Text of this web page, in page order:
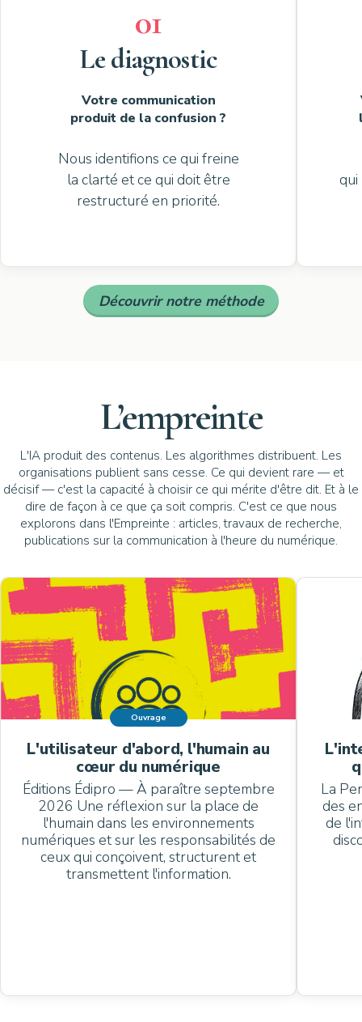
01
Le diagnostic
Votre communication
produit de la confusion ?
Nous identifions ce qui freine
la clarté et ce qui doit être
restructuré en priorité.
qui
Découvrir notre méthode
L’empreinte
L'IA produit des contenus. Les algorithmes distribuent. Les
organisations publient sans cesse. Ce qui devient rare — et
décisif — c'est la capacité à choisir ce qui mérite d'être dit. Et à le
dire de façon à ce que ça soit compris. C'est ce que nous
explorons dans l'Empreinte : articles, travaux de recherche,
publications sur la communication à l'heure du numérique.
Ouvrage
L'utilisateur d'abord, l'humain au
cœur du numérique
Éditions Édipro — À paraître septembre
2026 Une réflexion sur la place de
l'humain dans les environnements
numériques et sur les responsabilités de
ceux qui conçoivent, structurent et
transmettent l'information.
La
des
de